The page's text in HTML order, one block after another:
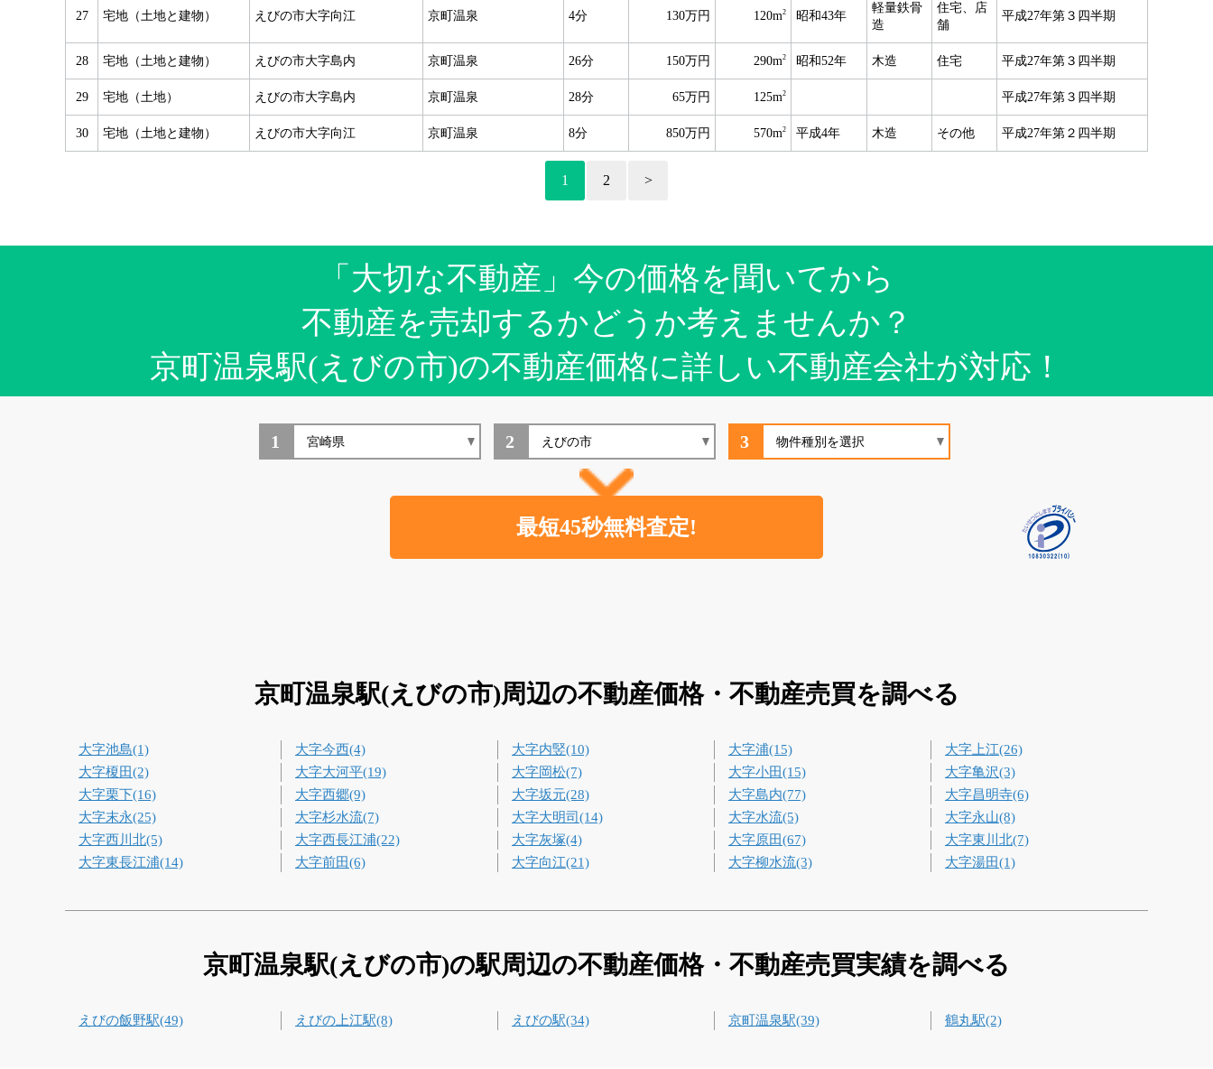
27 宅地（土地と建物） えびの市大字向江 京町温泉 4分 130万円 120m2 昭和43年
軽量鉄骨
造
住宅、店
舗
平成27年第３四半期
28 宅地（土地と建物） えびの市大字島内 京町温泉 26分 150万円 290m2 昭和52年 木造 住宅 平成27年第３四半期
29 宅地（土地） えびの市大字島内 京町温泉 28分 65万円 125m2 平成27年第３四半期
30 宅地（土地と建物） えびの市大字向江 京町温泉 8分 850万円 570m2 平成4年 木造 その他 平成27年第２四半期
1 2 >
「大切な不動産」今の価格を聞いてから
不動産を売却するかどうか考えませんか？
京町温泉駅(えびの市)の不動産価格に詳しい不動産会社が対応！
1 2 3
京町温泉駅(えびの市)周辺の不動産価格・不動産売買を調べる
大字池島(1) 大字今西(4) 大字内竪(10) 大字浦(15)
大字上江(26)
大字榎田(2)
大字大河平(19) 大字岡松(7) 大字小田(15)
大字亀沢(3)
大字栗下(16)
大字西郷(9) 大字坂元(28) 大字島内(77)
大字昌明寺(6)
大字末永(25)
大字杉水流(7) 大字大明司(14) 大字水流(5)
大字永山(8)
大字西川北(5)
大字西長江浦(22) 大字灰塚(4) 大字原田(67)
大字東川北(7)
大字東長江浦(14)
大字前田(6) 大字向江(21) 大字柳水流(3) 大字湯田(1)
京町温泉駅(えびの市)の駅周辺の不動産価格・不動産売買実績を調べる
えびの飯野駅(49) えびの上江駅(8) えびの駅(34) 京町温泉駅(39) 鶴丸駅(2)